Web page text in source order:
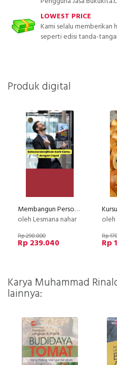
LOWEST PRICE
Kami selalu memberikan
seperti edisi tanda-
Produk digital
Membangun Personal Branding yang Kuat
oleh Lesmana nahar
Rp 298.800
Rp 239.040
oleh
Rp
Rp
Karya Muhammad
lainnya: